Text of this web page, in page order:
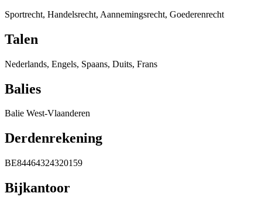
Sportrecht, Handelsrecht, Aannemingsrecht, Goederenrecht
Talen
Nederlands, Engels, Spaans, Duits, Frans
Balies
Balie West-Vlaanderen
Derdenrekening
BE84464324320159
Bijkantoor